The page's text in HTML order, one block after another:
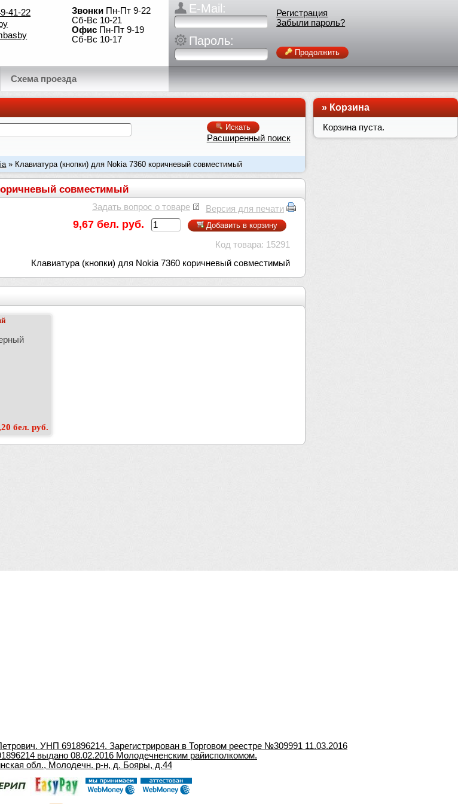
41-22
Звонки Пн-Пт 9-22
Сб-Вс 10-21
Офис Пн-Пт 9-19
Сб-Вс 10-17
Схема проезда
E-Mail:
Пароль:
Регистрация
Забыли пароль?
Продолжить
Искать
Расширенный поиск
» Клавиатура (кнопки) для Nokia 7360 коричневый совместимый
совместимый
Версия для печати
Задать вопрос о товаре
9,67 бел. руб. Добавить в корзину
Код товара: 15291
Клавиатура (кнопки) для Nokia 7360 коричневый совместимый
бел. руб.
»Корзина
Корзина пуста.
УНП 691896214. Зарегистрирован в Торговом реестре №309991 11.03.2016
выдано 08.02.2016 Молодечненским райисполкомом.
обл., Молодечн. р-н, д. Бояры, д.44